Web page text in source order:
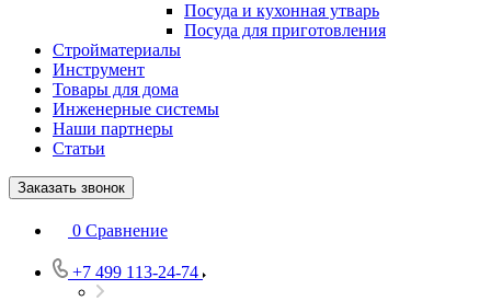
Посуда и кухонная утварь
Посуда для приготовления
Стройматериалы
Инструмент
Товары для дома
Инженерные системы
Наши партнеры
Статьи
Заказать звонок
0 Сравнение
+7 499 113-24-74